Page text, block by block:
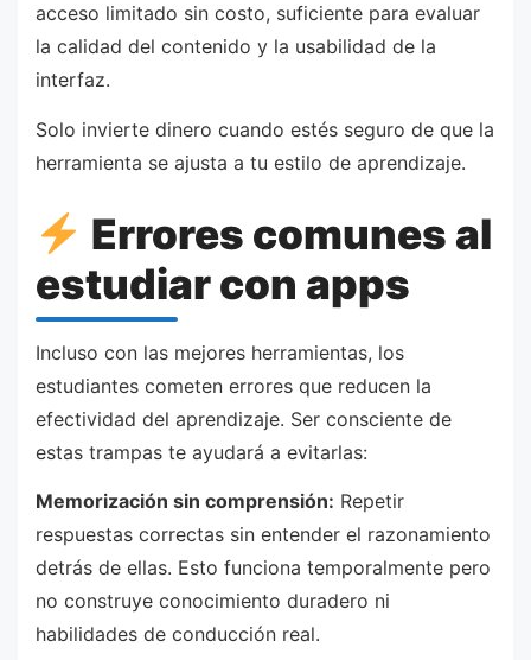
acceso limitado sin costo, suficiente para evaluar
la calidad del contenido y la usabilidad de la
interfaz.
Solo invierte dinero cuando estés seguro de que la
herramienta se ajusta a tu estilo de aprendizaje.
Errores comunes al
estudiar con apps
Incluso con las mejores herramientas, los
estudiantes cometen errores que reducen la
efectividad del aprendizaje. Ser consciente de
estas trampas te ayudará a evitarlas:
Memorización sin comprensión: Repetir
respuestas correctas sin entender el razonamiento
detrás de ellas. Esto funciona temporalmente pero
no construye conocimiento duradero ni
habilidades de conducción real.